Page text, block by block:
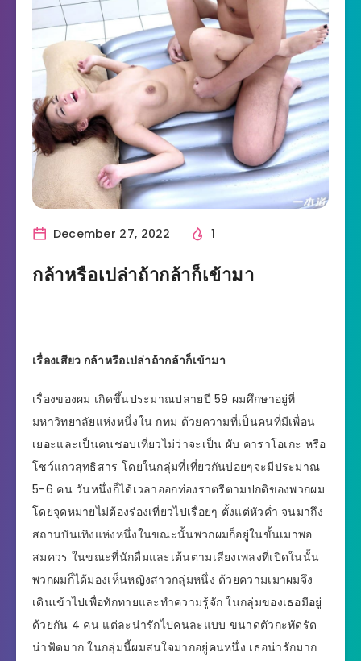
December 27, 2022 1
กล้าหรือเปล่าถ้ากล้าก็เข้ามา
เรื่องเสียว กล้าหรือเปล่าถ้ากล้าก็เข้ามา
เรื่องของผม เกิดขึ้นประมาณปลายปี 59 ผมศึกษาอยู่ที่
มหาวิทยาลัยแห่งหนึ่งใน กทม ด้วยความที่เป็นคนที่มีเพื่อน
เยอะและเป็นคนชอบเที่ยวไม่ว่าจะเป็น ผับ คาราโอเกะ หรือ
โชว์แถวสุทธิสาร โดยในกลุ่มที่เที่ยวกันบ่อยๆจะมีประมาณ
5-6 คน วันหนึ่งก็ได้เวลาออกท่องราตรีตามปกติของพวกผม
โดยจุดหมายไม่ต้องร่องเที่ยวไปเรื่อยๆ ตั้งแต่หัวค่ำ จนมาถึง
สถานบันเทิงแห่งหนึ่งในขณะนั้นพวกผมก็อยู่ในขั้นเมาพอ
สมควร ในขณะที่นักดื่มและเต้นตามเสียงเพลงที่เปิดในนั้น
พวกผมก็ได้มองเห็นหญิงสาวกลุ่มหนึ่ง ด้วยความเมาผมจึง
เดินเข้าไปเพื่อทักทายและทำความรู้จัก ในกลุ่มของเธอมีอยู่
ด้วยกัน 4 คน แต่ละน่ารักไปคนละแบบ ขนาดตัวกะทัดรัด
น่าฟัดมาก ในกลุ่มนี้ผมสนใจมากอยู่คนหนึ่ง เธอน่ารักมาก